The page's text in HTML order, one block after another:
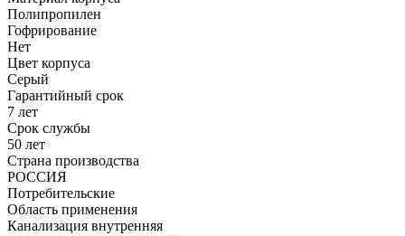
Полипропилен
Гофрирование
Нет
Цвет корпуса
Серый
Гарантийный срок
7 лет
Срок службы
50 лет
Страна производства
РОССИЯ
Потребительские
Область применения
Канализация внутренняя